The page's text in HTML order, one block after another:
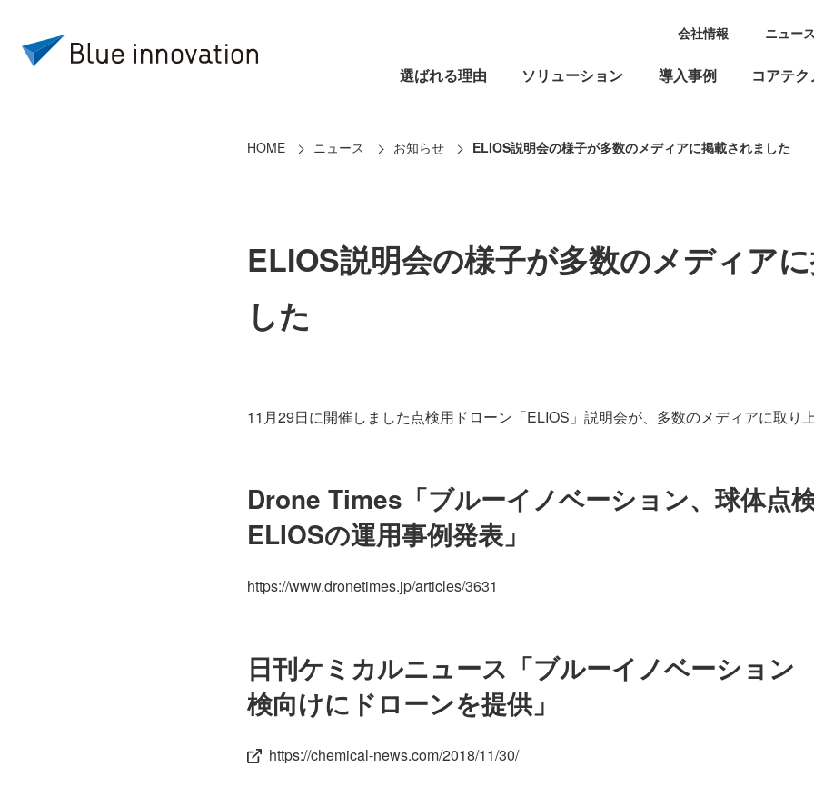
選ばれる理由 ソリューション 導入事例 コアテ
会社情報 ニュー
HOME ニュース お知らせ ELIOS説明会の様子が多数のメディアに掲載されました
ELIOS説明会の様子が多数のメディア
した
11月29日に開催しました点検用ドローン「ELIOS」説明会が、多数のメディアに取り
Drone Times「ブルーイノベーション、球体点
ELIOSの運用事例発表」
https://www.dronetimes.jp/articles/3631
日刊ケミカルニュース「ブルーイノベーショ
検向けにドローンを提供」
https://chemical-news.com/2018/11/30/